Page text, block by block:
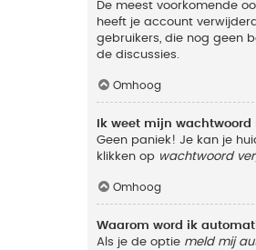
De meest voorkomende
heeft je account
gebruikers, die nog geen
de discussies.
Omhoog
Ik weet mijn wachtwoord
Geen paniek! Je kan je
klikken op wachtwoord
Omhoog
Waarom word ik
Als je de optie meld mij